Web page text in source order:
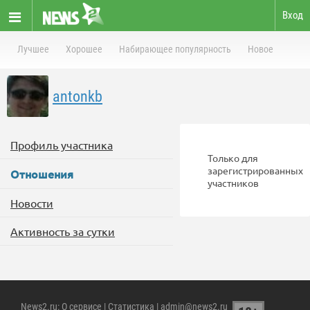
Вход
Лучшее Хорошее Набирающее популярность Новое
antonkb
Профиль участника
Отношения
Новости
Активность за сутки
Только для
зарегистрированных
участников
News2.ru: О сервисе | Статистика | admin@news2.ru